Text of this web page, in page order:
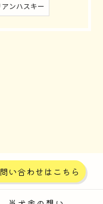
アンハスキー
い合わせはこちら